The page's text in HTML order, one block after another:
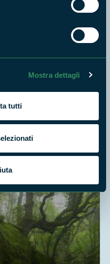
Mostra dettagli
tutti
andare?